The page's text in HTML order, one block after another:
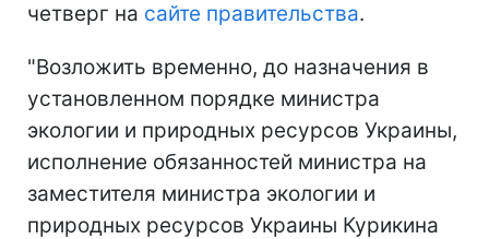
четверг на сайте правительства.
"Возложить временно, до назначения в
установленном порядке министра
экологии и природных ресурсов Украины,
исполнение обязанностей министра на
заместителя министра экологии и
природных ресурсов Украины Курикина